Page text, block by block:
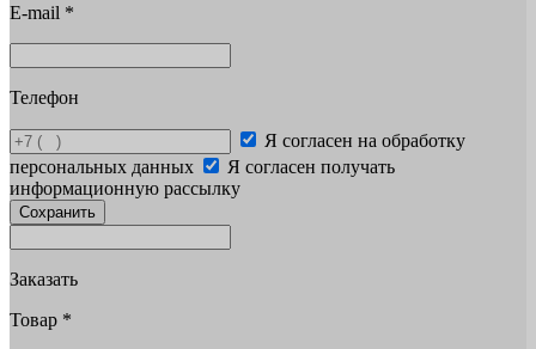
E-mail *
Телефон
Я согласен на обработку
персональных данных
Я согласен получать
информационную рассылку
Сохранить
Заказать
Товар *